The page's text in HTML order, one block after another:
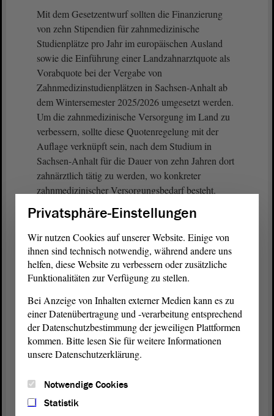
Mit dem Gesetzentwurf sollten die Finanzierung
von zehn Stipendien für zahnmedizinische
Studienplätze pro Jahr im europäischen Ausland
sowie die Einführung einer Landzahnarztquote als
Vorabquote bei der Vergabe von
Zahnmedizinstudienplätzen in Sachsen-Anhalt ab
dem Wintersemester 2025/2026 umgesetzt werden.
Um die zahnmedizinische Versorgung im Land zu
verbessern, sollte diese Quotenregelung mit der
Auflage verknüpft sein, nach dem Studium in
Sachsen-Anhalt für die Dauer von zehn Jahren dort
zahnärztlich tätig zu werden, wo konkreter
zahnmedizinischer Versorgungsbedarf besteht.
Da eine Beschlussfassung des Landtages im Juni
2025 angestrebt wurde, befasste sich der
Sozialausschuss aufAntragder Fraktionen CDU,
SPD und FDP gemäß § 84 Abs. 3 der
Geschäftsordnungdes Landtags in einer
Gesetzentwurf. Im Ergebnis dieserBeratung
verständigte sich derAusschuss
auf die
Durchführung eines schriftlichen
Anhörungsverfahrens.
Zu der abschließendenBeratung
Ausschussschriftliche Stellungnahmen sowie ein
Privatsphäre-Einstellungen
Wir nutzen Cookies auf unserer Website. Einige von
ihnen sind technisch notwendig, während andere uns
helfen, diese Website zu verbessern oder zusätzliche
Funktionalitäten zur Verfügung zu stellen.
Bei Anzeige von Inhalten externer Medien kann es zu
einer Datenübertragung und -verarbeitung entsprechend
der Datenschutzbestimmung der jeweiligen Plattformen
kommen. Bitte lesen Sie für weitere Informationen
unsere Datenschutzerklärung.
Notwendige Cookies
Statistik